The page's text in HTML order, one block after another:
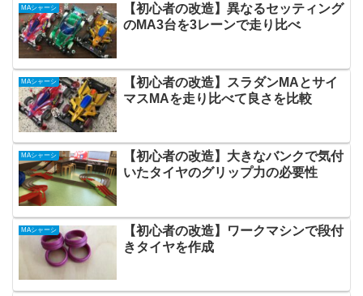
MAシャーシ
【初心者の改造】異なるセッティング
のMA3台を3レーンで走り比べ
MAシャーシ
【初心者の改造】スラダンMAとサイ
マスMAを走り比べて良さを比較
MAシャーシ
【初心者の改造】大きなバンクで気付
いたタイヤのグリップ力の必要性
MAシャーシ
【初心者の改造】ワークマシンで段付
きタイヤを作成